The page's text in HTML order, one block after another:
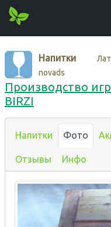
Напитки
novads
Производство
BIRZI
Напитки Фото
Отзывы Инфо